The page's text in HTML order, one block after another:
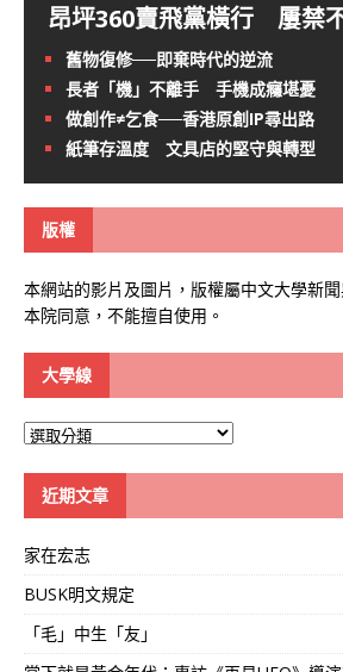
昂坪360賣飛黨橫行 屢禁
舊物復修──即棄時代的逆流
長者「機」不離手 手機成癮堪憂
做創作≠乞食──香港原創IP尋出路
紙筆存溫度 文具店的堅守與轉型
版權
本網站的影片及圖片，版權屬中文大學新
本院同意，不能擅自使用。
大學線
大
近期文章
家在宏志
BUSK明文規定
「毛」中生「友」